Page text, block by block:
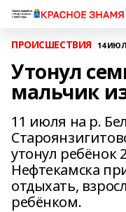
ПРОИСШЕСТВИЯ 14
Утонул
мальчик
11 июля на р.
утонул ребёнок
Нефтекамска
отдыхать,
ребёнком.